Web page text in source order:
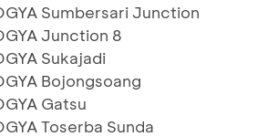
Sumbersari Junction
Junction 8
Sukajadi
Bojongsoang
Gatsu
Toserba Sunda